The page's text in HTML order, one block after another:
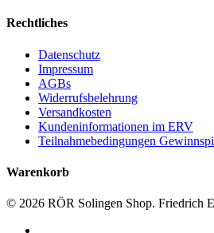
Rechtliches
Datenschutz
Impressum
AGBs
Widerrufsbelehrung
Versandkosten
Kundeninformationen im ERV
Teilnahmebedingungen
Warenkorb
© 2026 RÖR Solingen Shop. Friedrich